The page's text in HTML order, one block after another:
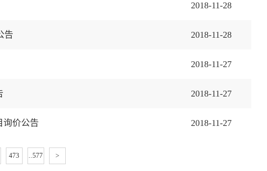
2018-11-28
告 2018-11-28
2018-11-27
2018-11-27
询价公告 2018-11-27
473 ..577 >